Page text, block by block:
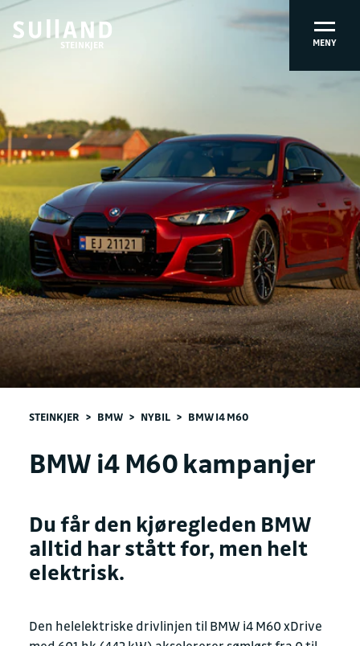
STEINKJER MENY
STEINKJER > BMW > NYBIL > BMW I4 M60
BMW i4 M60 kampanjer
Du får den kjøregleden BMW
alltid har stått for, men helt
elektrisk.
Den helelektriske drivlinjen til BMW i4 M60 xDrive